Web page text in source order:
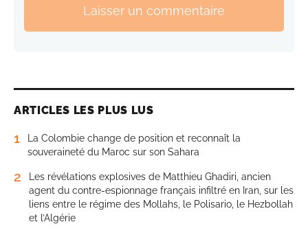
Laisser un commentaire
ARTICLES LES PLUS LUS
1
La Colombie change de position et reconnaît la
souveraineté du Maroc sur son Sahara
2
Les révélations explosives de Matthieu Ghadiri, ancien
agent du contre-espionnage français infiltré en Iran, sur les
liens entre le régime des Mollahs, le Polisario, le Hezbollah
et l’Algérie